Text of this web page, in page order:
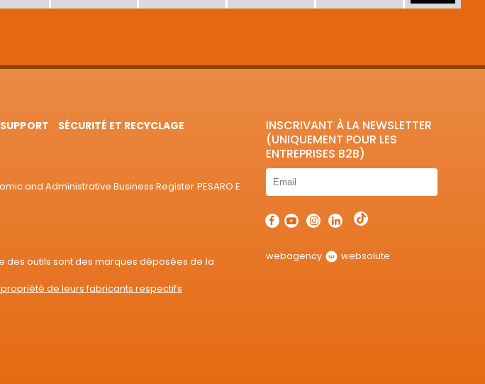
SÉCURITÉ ET RECYCLAGE
and Administrative Business Register PESARO E
des outils sont des marques déposées de la
de leurs fabricants respectifs
INSCRIVANT À LA NEWSLETTER
(UNIQUEMENT POUR LES
ENTREPRISES B2B)
webagency websolute